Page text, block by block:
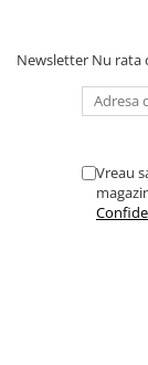
Newsletter Nu rata
Vreau